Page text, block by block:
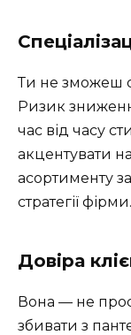
Ти не зможеш
Ризик
час від часу
акцентувати
асортименту
стратегії фірми.
Довіра
Вона — не
збивати з